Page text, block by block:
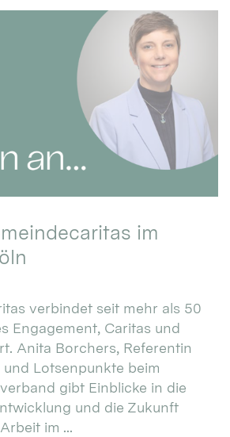
im
verbindet seit mehr als 50
Engagement, Caritas und
Anita Borchers, Referentin
Lotsenpunkte beim
gibt Einblicke in die
und die Zukunft
im ...